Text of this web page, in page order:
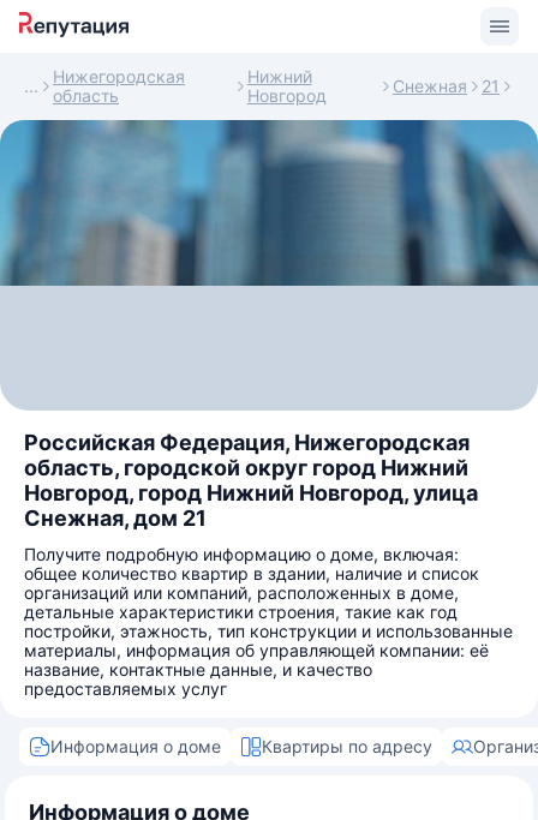
Нижегородская
область
Нижний
Новгород
Снежная 21
Российская Федерация, Нижегородская
область, городской округ город Нижний
Новгород, город Нижний Новгород, улица
Снежная, дом 21
Получите подробную информацию о доме, включая:
общее количество квартир в здании, наличие и список
организаций или компаний, расположенных в доме,
детальные характеристики строения, такие как год
постройки, этажность, тип конструкции и использованные
материалы, информация об управляющей компании: её
название, контактные данные, и качество
предоставляемых услуг
Информация о доме Квартиры по адресу
Информация о доме